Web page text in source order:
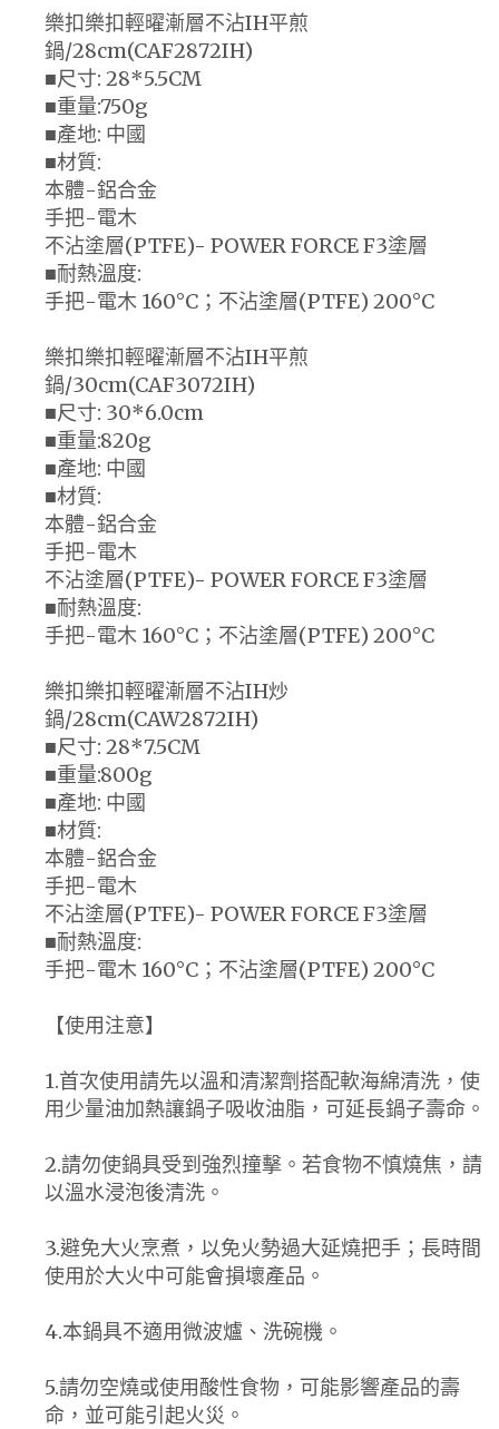
樂扣樂扣輕曜漸層不沾IH平煎
鍋/28cm(CAF2872IH)
■尺寸: 28*5.5CM
■重量:750g
■產地: 中國
■材質:
本體-鋁合金
手把-電木
不沾塗層(PTFE)- POWER FORCE F3塗層
■耐熱溫度:
手把-電木 160°C；不沾塗層(PTFE) 200°C
樂扣樂扣輕曜漸層不沾IH平煎
鍋/30cm(CAF3072IH)
■尺寸: 30*6.0cm
■重量:820g
■產地: 中國
■材質:
本體-鋁合金
手把-電木
不沾塗層(PTFE)- POWER FORCE F3塗層
■耐熱溫度:
手把-電木 160°C；不沾塗層(PTFE) 200°C
樂扣樂扣輕曜漸層不沾IH炒
鍋/28cm(CAW2872IH)
■尺寸: 28*7.5CM
■重量:800g
■產地: 中國
■材質:
本體-鋁合金
手把-電木
不沾塗層(PTFE)- POWER FORCE F3塗層
■耐熱溫度:
手把-電木 160°C；不沾塗層(PTFE) 200°C
【使用注意】
1.首次使用請先以溫和清潔劑搭配軟海綿清洗，使
用少量油加熱讓鍋子吸收油脂，可延長鍋子壽命。
2.請勿使鍋具受到強烈撞擊。若食物不慎燒焦，請
以溫水浸泡後清洗。
3.避免大火烹煮，以免火勢過大延燒把手；長時間
使用於大火中可能會損壞產品。
4.本鍋具不適用微波爐、洗碗機。
5.請勿空燒或使用酸性食物，可能影響產品的壽
命，並可能引起火災。